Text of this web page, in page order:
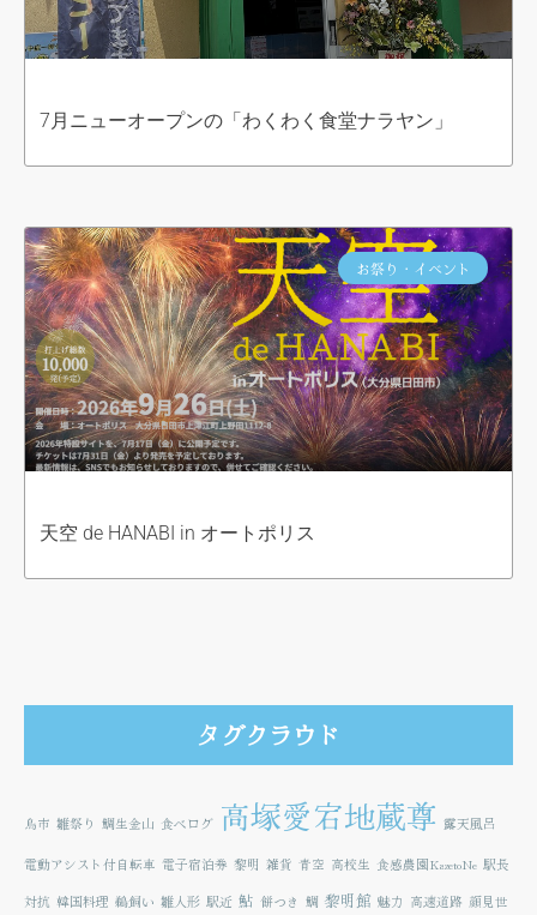
7月ニューオープンの「わくわく食堂ナラヤン」
お祭り・イベント
天空 de HANABI in オートポリス
タグクラウド
鳥市 雛祭り 鯛生金山 食べログ 高塚愛宕地蔵尊 露天風呂
電動アシスト付自転車 電子宿泊券 黎明 雑貨 青空 高校生 食感農園KazetoNe 駅長
対抗 韓国料理 鵜飼い 雛人形 駅近 鮎 餅つき 鯛 黎明館 魅力 高速道路 顔見世